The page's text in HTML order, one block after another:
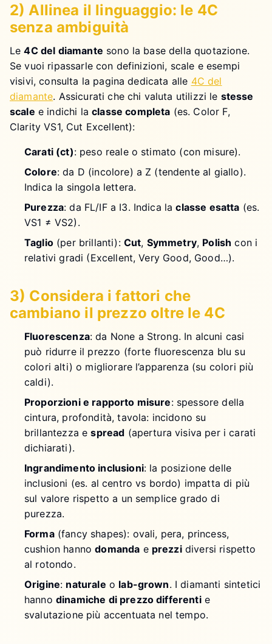
2) Allinea il linguaggio: le 4C
senza ambiguità
Le4C del diamante sono la base della quotazione.
Se vuoi ripassarle con definizioni, scale e esempi
visivi, consulta la pagina dedicata alle 4C del
diamante. Assicurati che chi valuta utilizzi le stesse
scale e indichi laclasse completa (es. Color F,
Clarity VS1, Cut Excellent):
Carati (ct): peso reale o stimato (con misure).
Colore: da D (incolore) a Z (tendente al giallo).
Indica la singola lettera.
Purezza: da FL/IF a I3. Indica laclasse esatta (es.
VS1 ≠ VS2).
Taglio(per brillanti): Cut, Symmetry, Polish con i
relativi gradi (Excellent, Very Good, Good…).
3) Considera i fattori che
cambiano il prezzo oltre le 4C
Fluorescenza: da None a Strong. In alcuni casi
può ridurre il prezzo (forte fluorescenza blu su
colori alti) o migliorare l’apparenza (su colori più
caldi).
Proporzioni e rapporto misure: spessore della
cintura, profondità, tavola: incidono su
brillantezza espread (apertura visiva per i carati
dichiarati).
Ingrandimento inclusioni: la posizione delle
inclusioni (es. al centro vs bordo) impatta di più
sul valore rispetto a un semplice grado di
purezza.
Forma(fancy shapes): ovali, pera, princess,
cushion hannodomanda e prezzidiversi rispetto
al rotondo.
Origine: naturale o lab-grown. I diamanti sintetici
hanno dinamiche di prezzo differentie
svalutazione più accentuata nel tempo.